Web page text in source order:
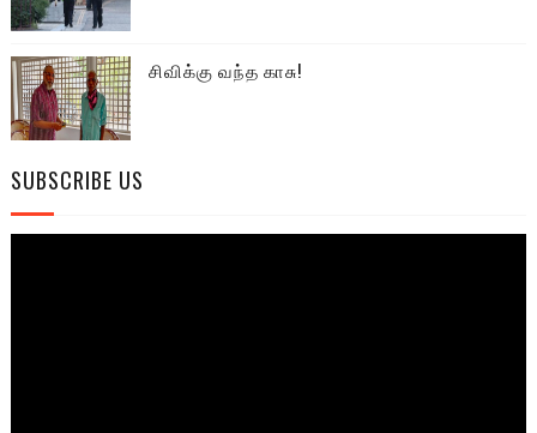
சிவிக்கு வந்த காசு!
SUBSCRIBE US